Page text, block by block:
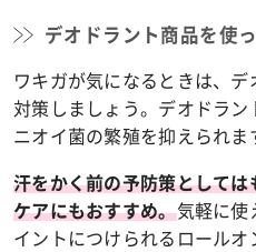
デオドラント商品を使
ワキガが気になるときは、
対策しましょう。デオドラ
ニオイ菌の繁殖を抑えられま
汗をかく前の予防策として
ケアにもおすすめ。気軽に使
イントにつけられるロール